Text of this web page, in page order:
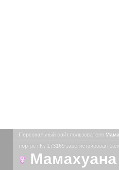
Персональный сайт пользователя
портрет № 173169 зарегистрирован
Мамахуана